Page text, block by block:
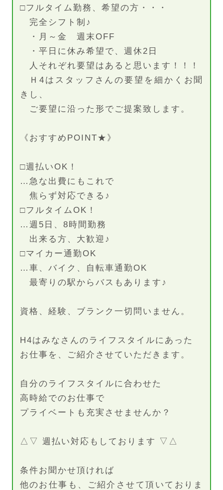
□フルタイム勤務、希望の方・・・
完全シフト制♪
・月～金 週末OFF
・平日に休み希望で、週休2日
人それぞれ要望はあると思います！！！
Ｈ4はスタッフさんの要望を細かくお聞
きし、
ご要望に沿った形でご提案致します。
《おすすめPOINT★》
□週払いOK！
…急な出費にもこれで
焦らず対応できる♪
□フルタイムOK！
…週5日、8時間勤務
出来る方、大歓迎♪
□マイカー通勤OK
…車、バイク、自転車通勤OK
最寄りの駅からバスもあります♪
資格、経験、ブランク一切問いません。
H4はみなさんのライフスタイルにあった
お仕事を、ご紹介させていただきます。
自分のライフスタイルに合わせた
高時給でのお仕事で
プライベートも充実させませんか？
△▽ 週払い対応もしております ▽△
条件お聞かせ頂ければ
他のお仕事も、ご紹介させて頂いておりま